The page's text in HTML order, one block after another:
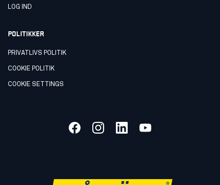
LOG IND
POLITIKKER
PRIVATLIVS POLITIK
COOKIE POLITIK
COOKIE SETTINGS